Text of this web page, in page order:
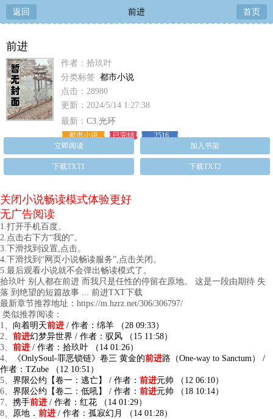
返回 前进 首页
前进
作者：拾玖叶
分类标签 都市小说
点击：28980
更新：2024/5/14 1:27:38
最新： C3.光环
都市小说 已完结
2516
立即阅读
加入书架
下载TXT1 下载TXT2
关闭小说畅读模式体验更好
无广告阅读
1.打开手机百度。
2.点击右下方“我的”。
3.下滑找到设置,点击。
4.下滑找到“网页小说畅读服务”,点击关闭。
5.最后观看小说就不会弹出畅读模式了。
拾玖叶 别人都在前进 而我只是任性的停留在原地。 这是一段由期待 失
落 到绝望的短篇故事 ... 前进TXT下载
最新章节推荐地址：https://m.hzrz.net/306/306797/
类似推荐阅读：
1、 向着明天前进 / 作者：绵羊 （28 09:33）
2、 前进幻梦异世界 / 作者：驭风 （15 11:58）
3、 前进 / 作者：拾玖叶 （14 01:26）
4、
《OnlySoul-罪恶锁链》卷三 黄金的前进路（One-way to Sanctum） /
作者：TZube （12 10:51）
5、 界限公约【卷一：逃亡】 / 作者： 前进元帅 （12 06:10）
6、 界限公约【卷二：低吼】 / 作者： 前进元帅 （18 10:14）
7、 携手前进 / 作者：红花 （14 01:29）
8、 原地． 前进 / 作者：孤寂幻月 （14 01:28）